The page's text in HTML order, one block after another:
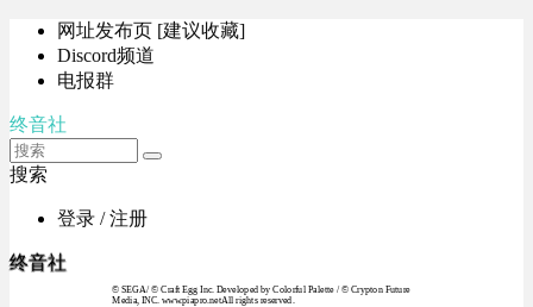
网址发布页 [建议收藏]
Discord频道
电报群
终音社
搜索
登录 / 注册
终音社
© SEGA / © Craft Egg Inc. Developed by Colorful Palette / © Crypton Future
Media, INC. www.piapro.netAll rights reserved.